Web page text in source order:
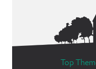
Top